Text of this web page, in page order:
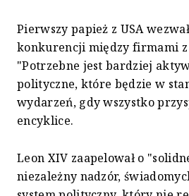
Pierwszy papież z USA
konkurencji między firmami z
"Potrzebne jest bardziej
polityczne, które będzie w
wydarzeń, gdy wszystko
encyklice.
Leon XIV zaapelował o
niezależny nadzór,